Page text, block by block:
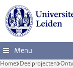
Ga direct naar de
Menu
Home Deelprojecten